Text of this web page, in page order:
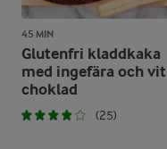
45 MIN
Glutenfri kladdkaka
med ingefära och vit
choklad
(25)